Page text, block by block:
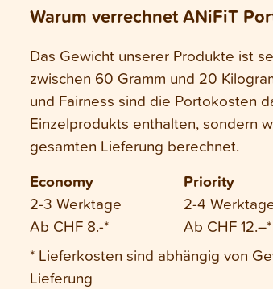
Warum verrechnet ANiFiT
Das Gewicht unserer Produkte ist
zwischen 60 Gramm und 20
und Fairness sind die Portokosten
Einzelprodukts enthalten, sondern
gesamten Lieferung berechnet.
Economy
2-3 Werktage
Ab CHF 8.-*
Priority
2-4
Ab CHF 12.–*
* Lieferkosten sind abhängig von
Lieferung